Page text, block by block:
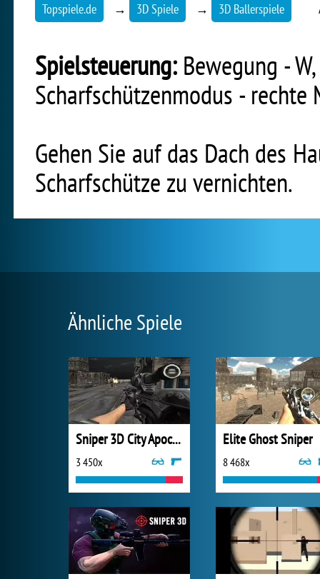
Topspiele.de → 3D Spiele → 3D Ballerspiele
Spielsteuerung: Bewegung -
Scharfschützenmodus - rechte
Gehen Sie auf das Dach des
Scharfschütze zu vernichten.
Ähnliche Spiele
Sniper 3D City Apocalypse
3 450x
Elite Ghost Sniper
8 468x